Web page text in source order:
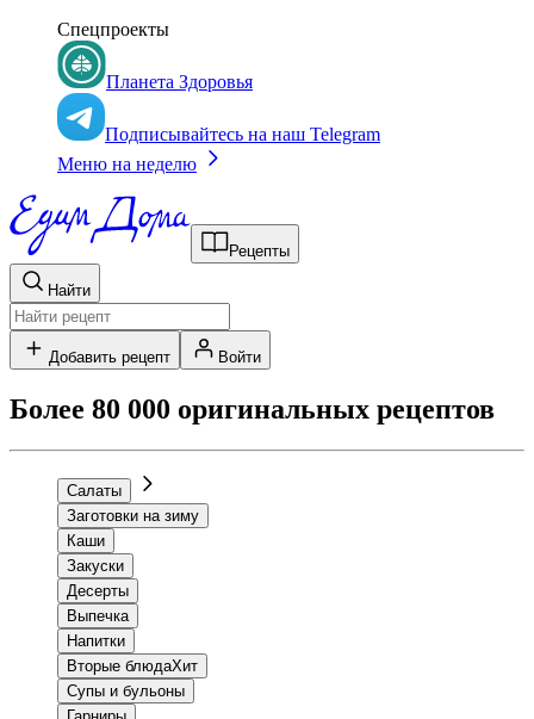
Спецпроекты
Планета Здоровья
Подписывайтесь на наш Telegram
Меню на неделю
Рецепты
Найти
Добавить рецепт Войти
Более 80 000 оригинальных рецептов
Салаты
Заготовки на зиму
Каши
Закуски
Десерты
Выпечка
Напитки
Вторые блюдаХит
Супы и бульоны